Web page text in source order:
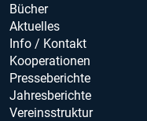
Bücher
Aktuelles
Info / Kontakt
Kooperationen
Presseberichte
Jahresberichte
Vereinsstruktur